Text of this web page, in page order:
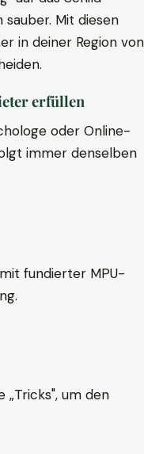
Mit diesen
in deiner Region von
erfüllen
oder Online-
immer denselben
fundierter MPU-
„Tricks", um den